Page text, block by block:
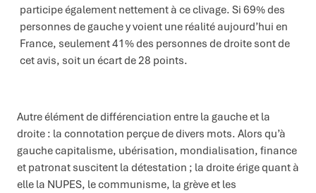
participe également nettement à ce clivage. Si 69% des
personnes de gauche y voient une réalité aujourd’hui en
France, seulement 41% des personnes de droite sont de
cet avis, soit un écart de 28 points.
Autre élément de différenciation entre la gauche et la
droite : la connotation perçue de divers mots. Alors qu’à
gauche capitalisme, ubérisation, mondialisation, finance
et patronat suscitent la détestation ; la droite érige quant à
elle la NUPES, le communisme, la grève et les